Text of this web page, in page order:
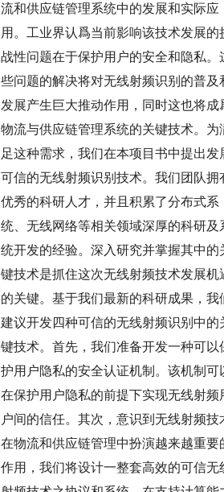
流和供应链管理系统中的发展和实际应
用。工业界认爲当前影响该技术发展的
战性问题在于保护用户的安全和隐私。
些问题的解决将对无线射频识别的普及
发展产生巨大推动作用，同时这也将成
物流与供应链管理系统的关键技术。为
足这种需求，我们在本项目书中提出发
可信的无线射频识别技术。我们团队拥
优秀的科研人才，并且积累了分布式系
统、无线网络等相关领域深厚的科研及
统开发的经验。深入研究并掌握其中的
键技术是抓住这次无线射频技术发展机
的关键。基于我们最新的科研成果，我
建议开发四种可信的无线射频识别中的
键技术。首先，我们准备开发一种可以
护用户隐私的安全认证机制。该机制可
在保护用户隐私的前提下实现无线射频
户间的信任。其次，意识到无线射频技
在物流和供应链管理中扮演越来越重要
作用，我们将设计一整套高效的可信无